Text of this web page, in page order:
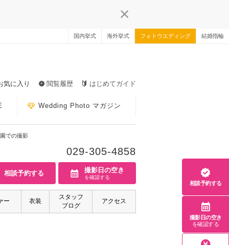
国内挙式 海外挙式 フォトウエディング 結婚指輪
気に入り 閲覧履歴 はじめてガイド
Wedding Photo マガジン
での撮影
029-305-4858
相談予約する 撮影日の空き
を確認する
ー 衣装
スタッフ
ブログ
アクセス
相談予約する
撮影日の空き
を確認する